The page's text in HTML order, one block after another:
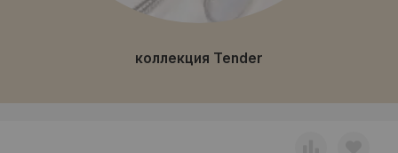
коллекция Tender